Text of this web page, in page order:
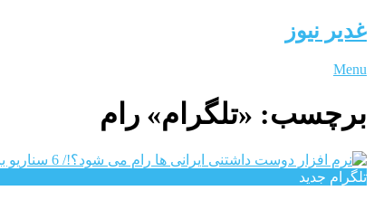
غدیر نیوز
Menu
برچسب: «تلگرام» رام
تلگرام جدید